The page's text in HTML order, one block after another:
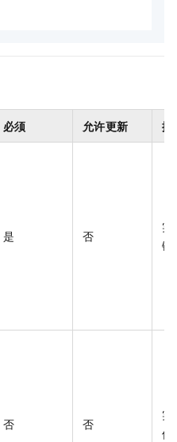
必须 允许更新 描
是 否
实
键
否 否
实
值